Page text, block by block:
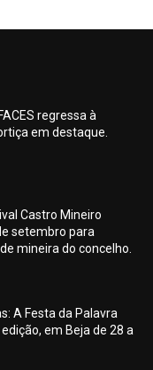
regressa à
em destaque.
Castro Mineiro
setembro para
mineira do concelho.
A Festa da Palavra
em Beja de 28 a